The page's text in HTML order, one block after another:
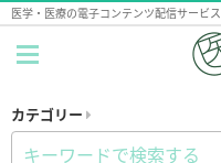
医学・医療の電子コンテンツ配信サービス
カテゴリー